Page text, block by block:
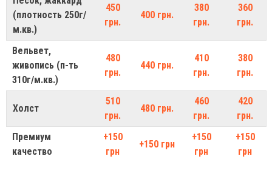
(плотность 250г/
м.кв.)
450
грн.
400 грн.
380
грн.
360
грн.
Вельвет,
живопись (п-ть
310г/м.кв.)
480
грн.
440 грн.
410
грн.
380
грн.
Холст
510
грн.
480 грн.
460
грн.
420
грн.
Премиум
качество
+150
грн
+150 грн
+150
грн
+150
грн